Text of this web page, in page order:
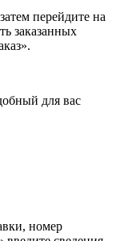
перейдите на
заказанных
для вас
номер